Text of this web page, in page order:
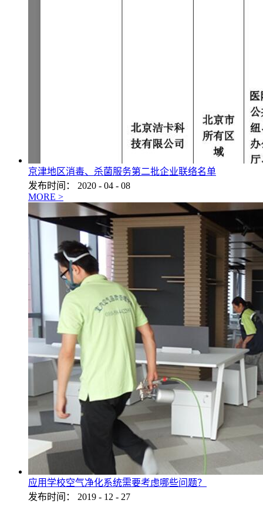
京津地区消毒、杀菌服务第二批企业联络名单
发布时间：
2020 - 04 - 08
MORE >
应用学校空气净化系统需要考虑哪些问题？
发布时间：
2019 - 12 - 27